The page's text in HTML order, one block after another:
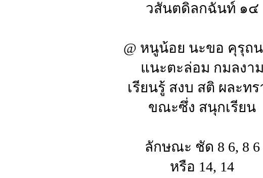
วสันตดิลกฉันท์ ๑๔
@ หนูน้อย นะขอ คุรุถ
แนะตะล่อม กมลงาม
เรียนรู้ สงบ สติ ผละทร
ขณะซึ่ง สนุกเรียน
ลักษณะ ชัด 8 6, 8 6
หรือ 14, 14